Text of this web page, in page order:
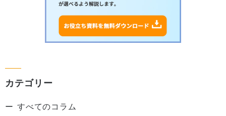
カテゴリー
すべてのコラム